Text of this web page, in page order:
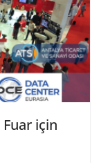
için